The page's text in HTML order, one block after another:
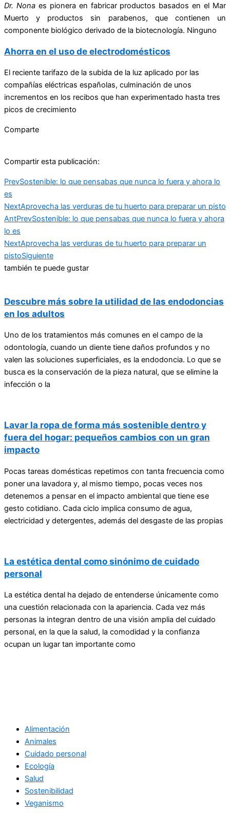
Dr. Nonaes pionera en fabricar productos basados en el Mar
Muerto y productos sin parabenos, que contienen un
componente biológico derivado de la biotecnología. Ninguno
Ahorra en el uso de electrodomésticos
El reciente tarifazo de la subida de la luz aplicado por las
compañías eléctricas españolas, culminación de unos
incrementos en los recibos que han experimentado hasta tres
picos de crecimiento
Comparte
Compartir esta publicación:
PrevSostenible: lo que pensabas que nunca lo fuera y ahora lo
es
NextAprovecha las verduras de tu huerto para preparar un pisto
AntPrevSostenible: lo que pensabas que nunca lo fuera y ahora
lo es
NextAprovecha las verduras de tu huerto para preparar un
pistoSiguiente
también te puede gustar
Descubre más sobre la utilidad de las endodoncias
en los adultos
Uno de los tratamientos más comunes en el campo de la
odontología, cuando un diente tiene daños profundos y no
valen las soluciones superficiales, es la endodoncia. Lo que se
busca es la conservación de la pieza natural, que se elimine la
infección o la
Lavar la ropa de forma más sostenible dentro y
fuera del hogar: pequeños cambios con un gran
impacto
Pocas tareas domésticas repetimos con tanta frecuencia como
poner una lavadora y, al mismo tiempo, pocas veces nos
detenemos a pensar en el impacto ambiental que tiene ese
gesto cotidiano. Cada ciclo implica consumo de agua,
electricidad y detergentes, además del desgaste de las propias
La estética dental como sinónimo de cuidado
personal
La estética dental ha dejado de entenderse únicamente como
una cuestión relacionada con la apariencia. Cada vez más
personas la integran dentro de una visión amplia del cuidado
personal, en la que la salud, la comodidad y la confianza
ocupan un lugar tan importante como
Alimentación
Animales
Cuidado personal
Ecología
Salud
Sostenibilidad
Veganismo